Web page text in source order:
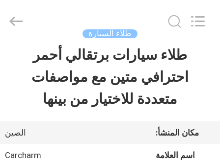
أشرطة
فيديو
Chemical
طلاء السيارة
طلاء سيارات برتقالي أحمر
احترافي متين مع مواصفات
متعددة للاختيار من بينها
مكان المنشأ: الصين
اسم العلامة
Carcharm